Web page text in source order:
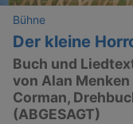
Bühne
Der kleine
Buch und
von Alan
Corman,
(ABGESAGT)